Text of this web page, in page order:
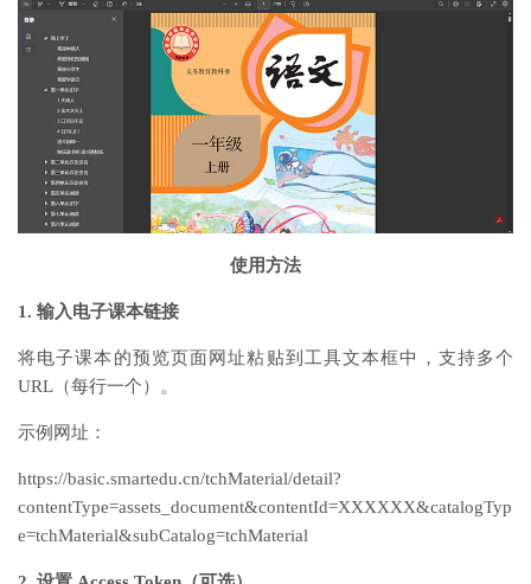
使用方法
1. 输入电子课本链接
将电子课本的预览页面网址粘贴到工具文本框中，支持多个
URL（每行一个）。
示例网址：
https://basic.smartedu.cn/tchMaterial/detail?
contentType=assets_document&contentId=XXXXXX&catalogTyp
e=tchMaterial&subCatalog=tchMaterial